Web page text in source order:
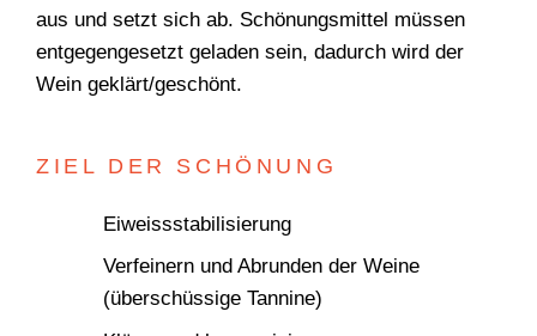
aus und setzt sich ab. Schönungsmittel müssen
entgegengesetzt geladen sein, dadurch wird der
Wein geklärt/geschönt.
ZIEL DER SCHÖNUNG
Eiweissstabilisierung
Verfeinern und Abrunden der Weine
(überschüssige Tannine)